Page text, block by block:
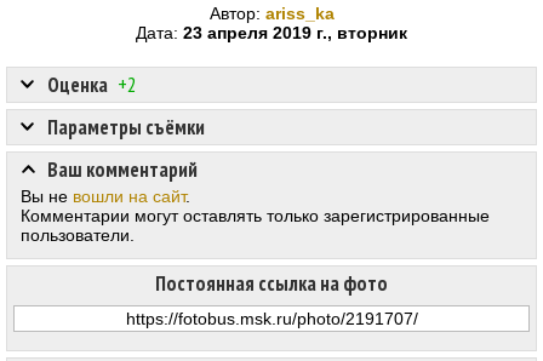
Автор: ariss_ka
Дата: 23 апреля 2019 г., вторник
Оценка +2
Постоянная ссылка на фото
Параметры съёмки
Ваш комментарий
Вы не вошли на сайт.
Комментарии могут оставлять только зарегистрированные
пользователи.